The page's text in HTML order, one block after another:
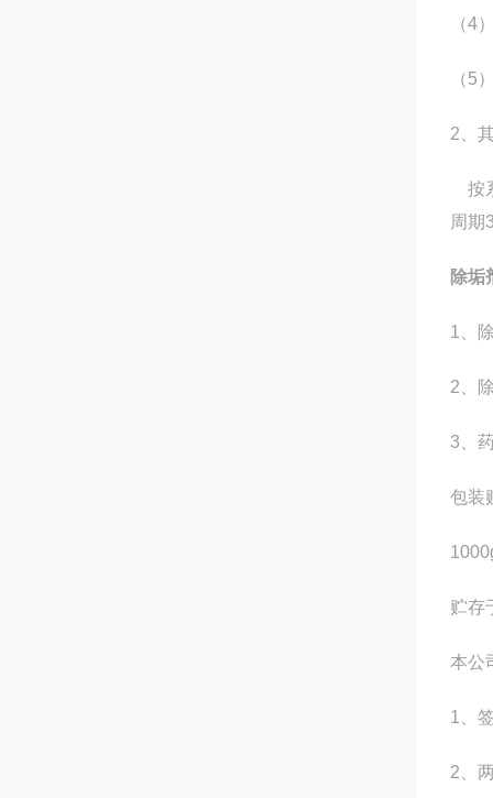
（4
（5
2、
按
周期
除垢
1、
2、
3、
包装
贮存
本公
1、
2、